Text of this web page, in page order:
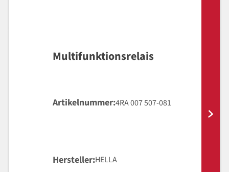
Multifunktionsrelais
Artikelnummer 4RA 007 507-081
Hersteller HELLA